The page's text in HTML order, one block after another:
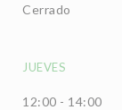
Cerrado
JUEVES
12:00 - 14:00